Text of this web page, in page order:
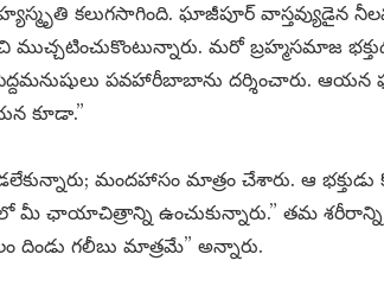
బాహ్యస్మృతి కలుగసాగింది. ఘాజీపూర్
ముచ్చటించుకొంటున్నారు. మరో బ్రహ్మసమాజ
పవహారీబాబాను దర్శించారు. ఆయన
కూడా.”
మందహాసం మాత్రం చేశారు. ఆ
ఉంచుకున్నారు.” తమ శరీరాన్ని
దిండు గలీబు మాత్రమే” అన్నారు.